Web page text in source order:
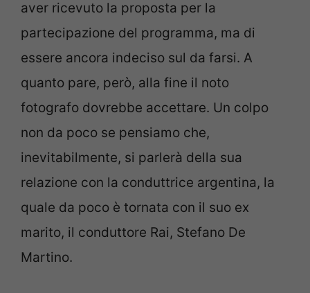
aver ricevuto la proposta per la
partecipazione del programma, ma di
essere ancora indeciso sul da farsi. A
quanto pare, però, alla fine il noto
fotografo dovrebbe accettare. Un colpo
non da poco se pensiamo che,
inevitabilmente, si parlerà della sua
relazione con la conduttrice argentina, la
quale da poco è tornata con il suo ex
marito, il conduttore Rai, Stefano De
Martino.